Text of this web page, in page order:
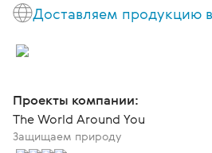
Доставляем продукцию
Проекты компании:
The World Around You
Защищаем природу